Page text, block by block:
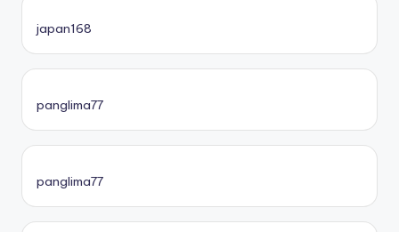
japan168
panglima77
panglima77